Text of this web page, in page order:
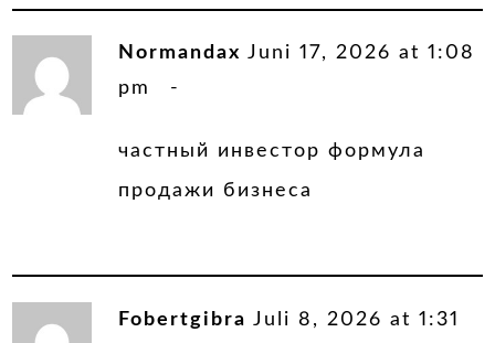
Normandax Juni 17, 2026 at 1:08
pm
частный инвестор формула
продажи бизнеса
Fobertgibra Juli 8, 2026 at 1:31